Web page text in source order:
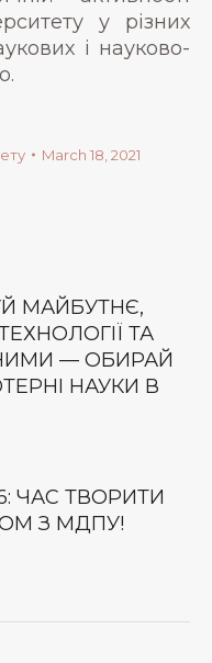
у різних
і науково-
March 18, 2021
МАЙБУТНЄ,
ТА
— ОБИРАЙ
НАУКИ В
ЧАС ТВОРИТИ
З МДПУ!